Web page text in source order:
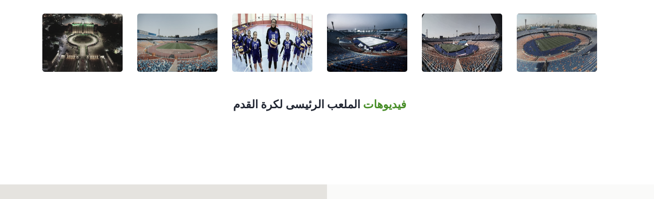
فيديوهات الملعب الرئيسى لكرة القدم